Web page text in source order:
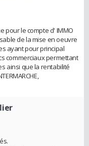
pour le compte d' IMMO
de la mise en oeuvre
ayant pour principal
commerciaux permettant
ainsi que la rentabilité